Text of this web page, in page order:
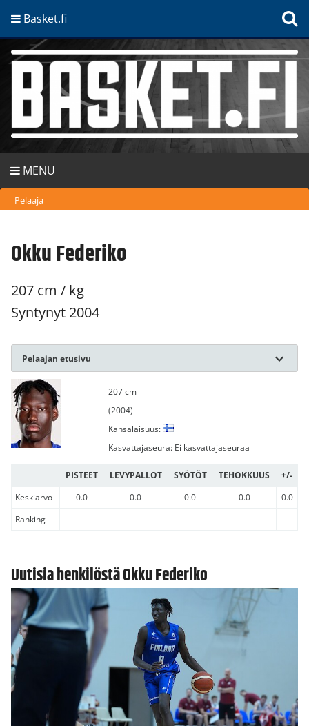
Basket.fi
MENU
Pelaaja
Okku Federiko
207 cm / kg
Syntynyt 2004
Pelaajan etusivu
207 cm
(2004)
Kansalaisuus:
Kasvattajaseura: Ei kasvattajaseuraa
PISTEET LEVYPALLOT SYÖTÖT TEHOKKUUS
+/-
Keskiarvo
0.0 0.0 0.0 0.0
0.0
Ranking
Uutisia henkilöstä Okku Federiko